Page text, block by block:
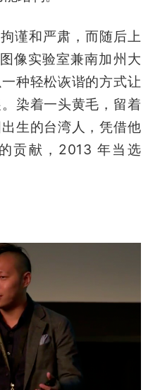
谨和严肃，而随后上
像实验室兼南加州大
种轻松诙谐的方式让
染着一头黄毛，留着
生的台湾人，凭借他
贡献，2013 年当选